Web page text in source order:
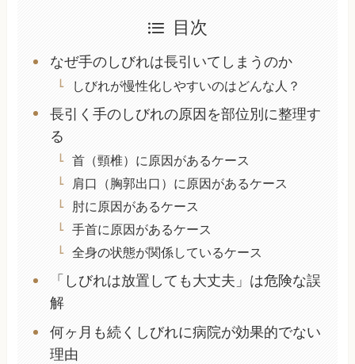
目次
なぜ手のしびれは長引いてしまうのか
しびれが慢性化しやすいのはどんな人？
長引く手のしびれの原因を部位別に整理す
る
首（頸椎）に原因があるケース
肩口（胸郭出口）に原因があるケース
肘に原因があるケース
手首に原因があるケース
全身の状態が関係しているケース
「しびれは放置しても大丈夫」は危険な誤
解
何ヶ月も続くしびれに病院が効果的でない
理由